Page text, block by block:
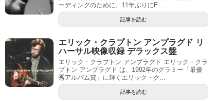
ーディングのために、11年ぶりにE...
記事を読む
エリック・クラプトン アンプラグド リ
ハーサル映像収録 デラックス盤
エリック・クラプトン アンプラグド エリック・クラ
プトン アンプラグド は、1992年のグラミー「最優
秀アルバム賞」に輝くエリック・ク...
記事を読む